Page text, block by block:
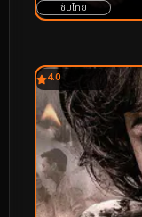
ซับไทย
4.0